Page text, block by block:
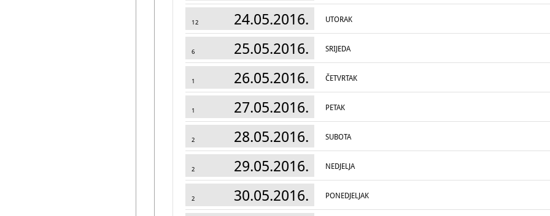
Postav izložbe Biljana Lovrić Đuričić
Međunarodnog dana muzeja i Europske
arheološkog istraživanja, što to znači biti
12 24.05.2016. UTORAK
6 25.05.2016. SRIJEDA
1 26.05.2016. ČETVRTAK
1 27.05.2016. PETAK
2 28.05.2016. SUBOTA
2 29.05.2016. NEDJELJA
2 30.05.2016. PONEDJELJAK